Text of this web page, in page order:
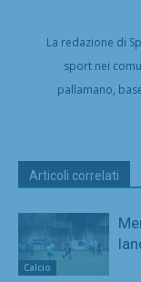
La redazione di
sport nei
pallamano,
Articoli correlati
Calcio